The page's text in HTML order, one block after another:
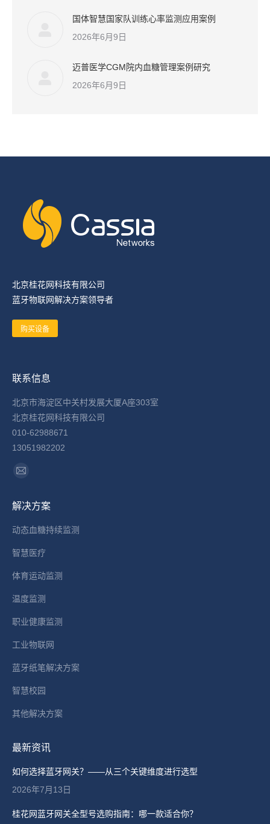
国体智慧国家队训练心率监测应用案例
2026年6月9日
迈普医学CGM院内血糖管理案例研究
2026年6月9日
北京桂花网科技有限公司
蓝牙物联网解决方案领导者
购买设备
联系信息
北京市海淀区中关村发展大厦A座303室
北京桂花网科技有限公司
010-62988671
13051982202
找到我们：
Mail
opens
in
window
解决方案
动态血糖持续监测
智慧医疗
体育运动监测
温度监测
职业健康监测
工业物联网
蓝牙纸笔解决方案
智慧校园
其他解决方案
最新资讯
如何选择蓝牙网关？——从三个关键维度进行选型
2026年7月13日
桂花网蓝牙网关全型号选购指南：哪一款适合你？